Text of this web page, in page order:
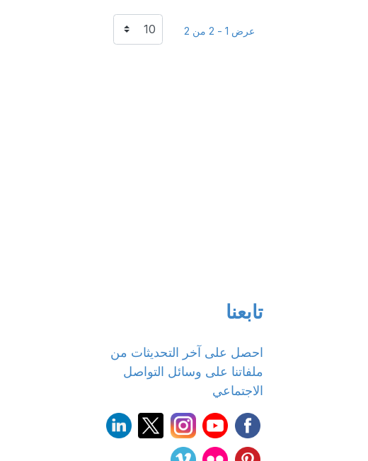
عرض 1 - 2 من 2
تابعنا
احصل على آخر التحديثات من
ملفاتنا على وسائل التواصل
الاجتماعي